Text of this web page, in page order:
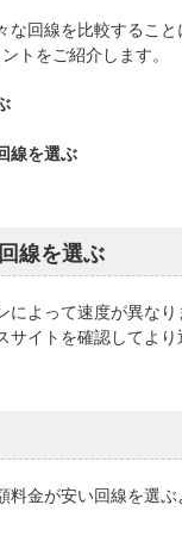
な回線を比較すること
トをご紹介します。
線を選ぶ
線を選ぶ
によって速度が異なり
サイトを確認してより
料金が安い回線を選ぶ